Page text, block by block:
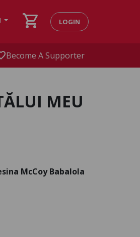
shopping_cart LOGIN
Become A Supporter
MEU
McCoy Babalola